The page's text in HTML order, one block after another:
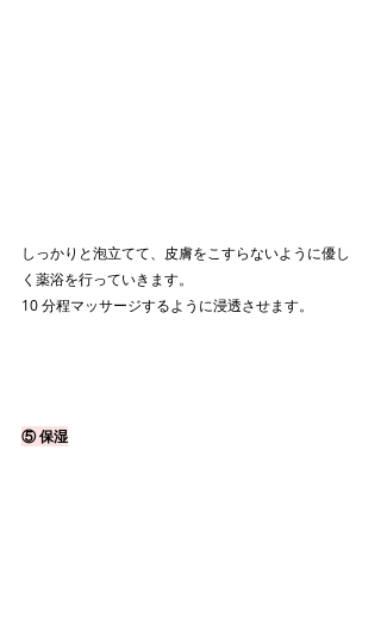
しっかりと泡立てて、皮膚をこすらないように優し
く薬浴を行っていきます。
10 分程マッサージするように浸透させます。
⑤ 保湿